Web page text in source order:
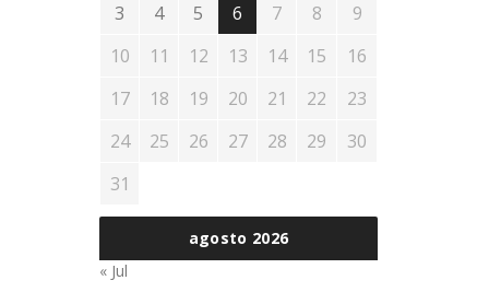
agosto 2026
3
4 5 6 7 8
9
10
11 12 13 14 15
16
17
18 19 20 21 22
23
24
25 26 27 28 29
30
31
« Jul